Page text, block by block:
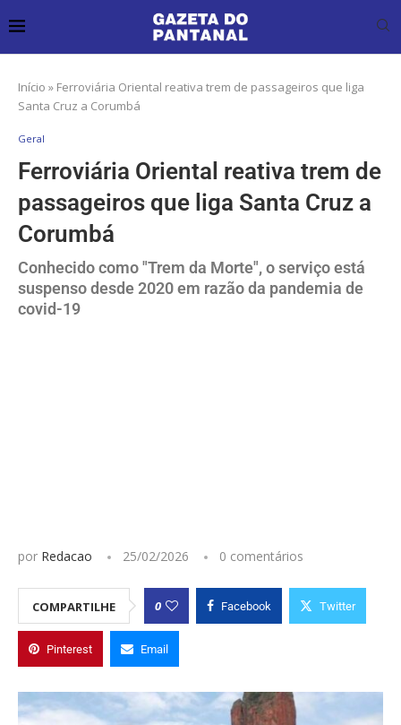
Início » Ferroviária Oriental reativa trem de passageiros que liga
Santa Cruz a Corumbá
Geral
Ferroviária Oriental reativa trem de
passageiros que liga Santa Cruz a
Corumbá
Conhecido como "Trem da Morte", o serviço está
suspenso desde 2020 em razão da pandemia de
covid-19
por Redacao 25/02/2026 0 comentários
COMPARTILHE 0 Facebook Twitter
Pinterest Email